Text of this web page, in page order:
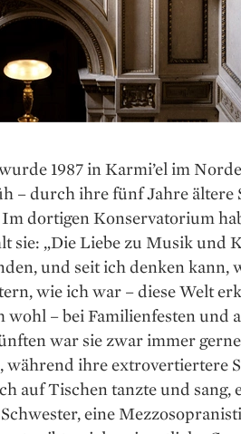
1987 in Karmi’el im
– durch ihre fünf Jahre ältere
Im dortigen Konservatorium
sie: „Die Liebe zu Musik und
und seit ich denken kann,
wie ich war – diese Welt
wohl – bei Familienfesten und
war sie zwar immer
ihre extrovertiertere
auf Tischen tanzte und
eine